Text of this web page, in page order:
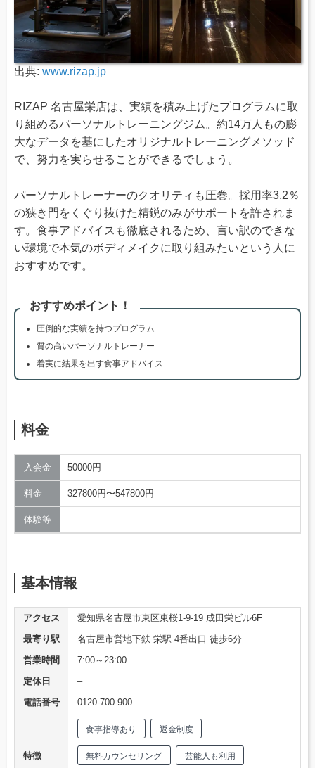
出典: www.rizap.jp
RIZAP 名古屋栄店は、実績を積み上げたプログラムに取
り組めるパーソナルトレーニングジム。約14万人もの膨
大なデータを基にしたオリジナルトレーニングメソッド
で、努力を実らせることができるでしょう。
パーソナルトレーナーのクオリティも圧巻。採用率3.2％
の狭き門をくぐり抜けた精鋭のみがサポートを許されま
す。食事アドバイスも徹底されるため、言い訳のできな
い環境で本気のボディメイクに取り組みたいという人に
おすすめです。
おすすめポイント！
圧倒的な実績を持つプログラム
質の高いパーソナルトレーナー
着実に結果を出す食事アドバイス
料金
入会金 50000円
料金 327800円〜547800円
体験等 –
基本情報
アクセス
愛知県名古屋市東区東桜1-9-19 成田栄ビル6F
最寄り駅
名古屋市営地下鉄 栄駅 4番出口 徒歩6分
営業時間
7:00～23:00
定休日
–
電話番号
0120-700-900
特徴
食事指導あり 返金制度
無料カウンセリング 芸能人も利用